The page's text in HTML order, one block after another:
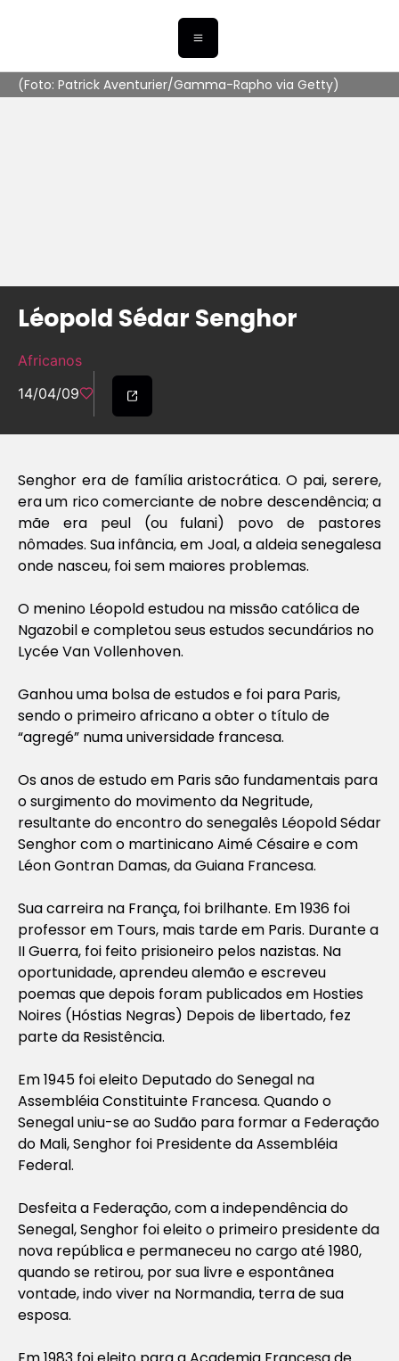
(Foto: Patrick Aventurier/Gamma-Rapho via Getty)
Léopold Sédar Senghor
Africanos
14/04/09
Senghor era de família aristocrática. O pai, serere,
era um rico comerciante de nobre descendência; a
mãe era peul (ou fulani) povo de pastores
nômades. Sua infância, em Joal, a aldeia senegalesa
onde nasceu, foi sem maiores problemas.
O menino Léopold estudou na missão católica de
Ngazobil e completou seus estudos secundários no
Lycée Van Vollenhoven.
Ganhou uma bolsa de estudos e foi para Paris,
sendo o primeiro africano a obter o título de
“agregé” numa universidade francesa.
Os anos de estudo em Paris são fundamentais para
o surgimento do movimento da Negritude,
resultante do encontro do senegalês Léopold Sédar
Senghor com o martinicano Aimé Césaire e com
Léon Gontran Damas, da Guiana Francesa.
Sua carreira na França, foi brilhante. Em 1936 foi
professor em Tours, mais tarde em Paris. Durante a
II Guerra, foi feito prisioneiro pelos nazistas. Na
oportunidade, aprendeu alemão e escreveu
poemas que depois foram publicados em Hosties
Noires (Hóstias Negras) Depois de libertado, fez
parte da Resistência.
Em 1945 foi eleito Deputado do Senegal na
Assembléia Constituinte Francesa. Quando o
Senegal uniu-se ao Sudão para formar a Federação
do Mali, Senghor foi Presidente da Assembléia
Federal.
Desfeita a Federação, com a independência do
Senegal, Senghor foi eleito o primeiro presidente da
nova república e permaneceu no cargo até 1980,
quando se retirou, por sua livre e espontânea
vontade, indo viver na Normandia, terra de sua
esposa.